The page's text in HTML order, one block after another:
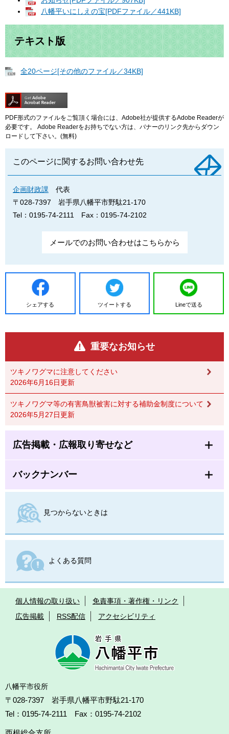
八幡平いにしえの宝[PDFファイル／441KB]
テキスト版
全20ページ[その他のファイル／34KB]
PDF形式のファイルをご覧頂く場合には、Adobe社が提供するAdobe Readerが
必要です。
Adobe Readerをお持ちでない方は、バナーのリンク先からダウン
ロードして下さい。(無料)
このページに関するお問い合わせ先
企画財政課
代表
〒028-7397
岩手県八幡平市野駄21-170
Tel：0195-74-2111
Fax：0195-74-2102
メールでのお問い合わせはこちらから
シェアする ツイートする Lineで送る
重要なお知らせ
ツキノワグマに注意してください
2026年6月16日更新
ツキノワグマ等の有害鳥獣被害に対する補助金制度について
2026年5月27日更新
広告掲載・広報取り寄せなど
バックナンバー
見つからないときは
よくある質問
個人情報の取り扱い
免責事項・著作権・リンク
広告掲載
RSS配信 アクセシビリティ
八幡平市役所
〒028-7397 岩手県八幡平市野駄21-170
Tel：0195-74-2111 Fax：0195-74-2102